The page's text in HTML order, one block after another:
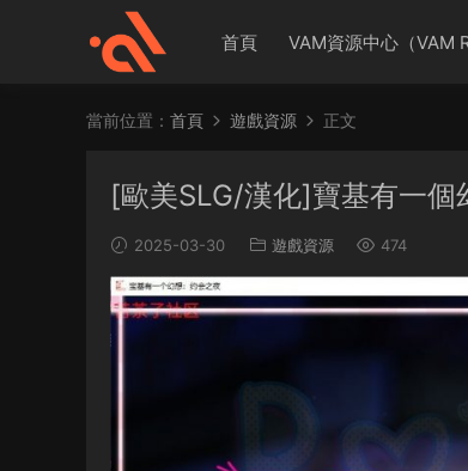
首頁 VAM資源中心（VAM
當前位置： 首頁 遊戲資源 正文
[歐美SLG/漢化]寶基有一
2025-03-30 遊戲資源 474